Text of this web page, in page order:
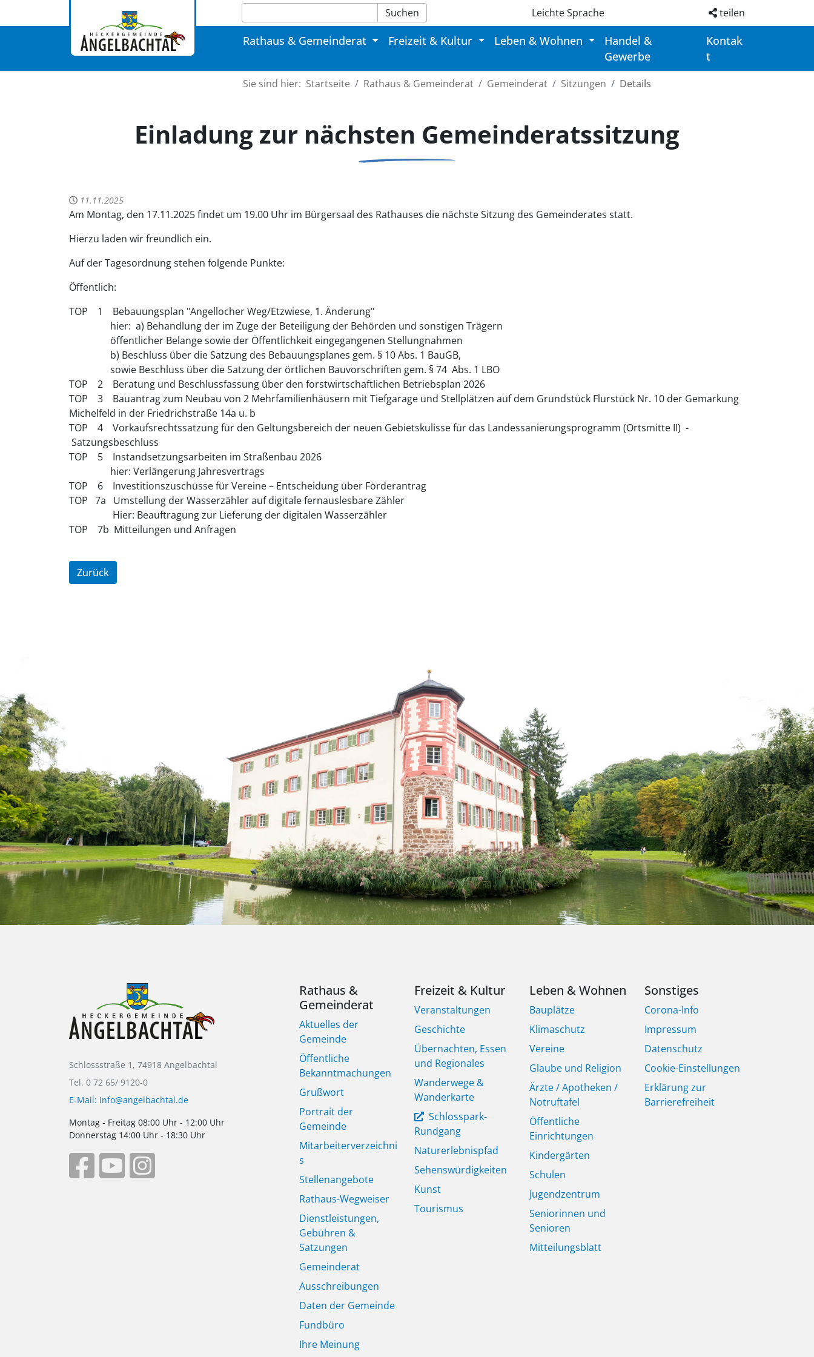
Suchen Leichte Sprache teilen
Rathaus & Gemeinderat Freizeit & Kultur Leben & Wohnen
Handel &
Gewerbe
Kontak
t
Sie sind hier: Startseite Rathaus & Gemeinderat Gemeinderat Sitzungen Details
Einladung zur nächsten Gemeinderatssitzung
11.11.2025
Am Montag, den 17.11.2025 findet um 19.00 Uhr im Bürgersaal des Rathauses die nächste Sitzung des Gemeinderates statt.
Hierzu laden wir freundlich ein.
Auf der Tagesordnung stehen folgende Punkte:
Öffentlich:
TOP 1 Bebauungsplan "Angellocher Weg/Etzwiese, 1. Änderung"
hier: a) Behandlung der im Zuge der Beteiligung der Behörden und sonstigen Trägern
öffentlicher Belange sowie der Öffentlichkeit eingegangenen Stellungnahmen
b) Beschluss über die Satzung des Bebauungsplanes gem. § 10 Abs. 1 BauGB,
sowie Beschluss über die Satzung der örtlichen Bauvorschriften gem. § 74 Abs. 1 LBO
TOP 2 Beratung und Beschlussfassung über den forstwirtschaftlichen Betriebsplan 2026
TOP 3 Bauantrag zum Neubau von 2 Mehrfamilienhäusern mit Tiefgarage und Stellplätzen auf dem Grundstück Flurstück Nr. 10 der Gemarkung
Michelfeld in der Friedrichstraße 14a u. b
TOP 4 Vorkaufsrechtssatzung für den Geltungsbereich der neuen Gebietskulisse für das Landessanierungsprogramm (Ortsmitte II) -
Satzungsbeschluss
TOP 5 Instandsetzungsarbeiten im Straßenbau 2026
hier: Verlängerung Jahresvertrags
TOP 6 Investitionszuschüsse für Vereine – Entscheidung über Förderantrag
TOP 7a Umstellung der Wasserzähler auf digitale fernauslesbare Zähler
Hier: Beauftragung zur Lieferung der digitalen Wasserzähler
TOP 7b Mitteilungen und Anfragen
Zurück
Schlossstraße 1, 74918 Angelbachtal
Tel. 0 72 65/ 9120-0
E-Mail: info@angelbachtal.de
Montag - Freitag 08:00 Uhr - 12:00 Uhr
Donnerstag 14:00 Uhr - 18:30 Uhr
Rathaus &
Gemeinderat
Aktuelles der
Gemeinde
Öffentliche
Bekanntmachungen
Grußwort
Portrait der
Gemeinde
Mitarbeiterverzeichni
s
Stellenangebote
Rathaus-Wegweiser
Dienstleistungen,
Gebühren &
Satzungen
Gemeinderat
Ausschreibungen
Daten der Gemeinde
Fundbüro
Ihre Meinung
Freizeit & Kultur
Veranstaltungen
Geschichte
Übernachten, Essen
und Regionales
Wanderwege &
Wanderkarte
Schlosspark-
Rundgang
Naturerlebnispfad
Sehenswürdigkeiten
Kunst
Tourismus
Leben & Wohnen
Bauplätze
Klimaschutz
Vereine
Glaube und Religion
Ärzte / Apotheken /
Notruftafel
Öffentliche
Einrichtungen
Kindergärten
Schulen
Jugendzentrum
Seniorinnen und
Senioren
Mitteilungsblatt
Sonstiges
Corona-Info
Impressum
Datenschutz
Cookie-Einstellungen
Erklärung zur
Barrierefreiheit